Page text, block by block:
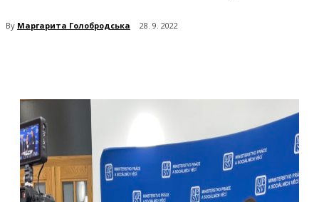
By Маргарита Голобродська 28. 9. 2022